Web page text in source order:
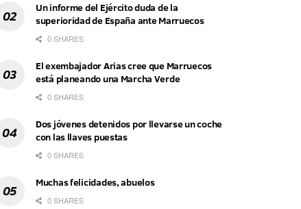
Un informe del Ejército duda de la
superioridad de España ante Marruecos
0 SHARES
El exembajador Arias cree que Marruecos
está planeando una Marcha Verde
0 SHARES
Dos jóvenes detenidos por llevarse un coche
con las llaves puestas
0 SHARES
Muchas felicidades, abuelos
0 SHARES